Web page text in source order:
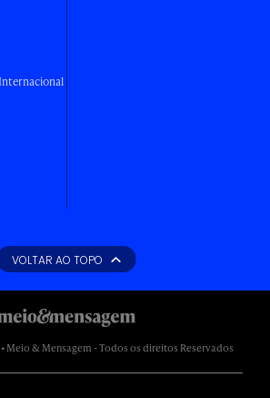
VOLTAR AO TOPO
Meio & Mensagem - Todos os direitos Reservados